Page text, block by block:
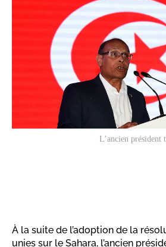
L’ancien
À la suite de l’adoption de la
unies sur le Sahara, l’ancien